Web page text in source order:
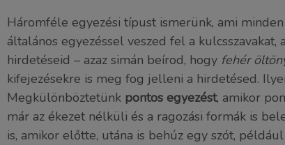
Háromféle egyezési típust ismerünk, ami
általános egyezéssel veszed fel a
hirdetéseid – azaz simán beírod, hogy fehér
kifejezésekre is meg fog jelleni a hirdetésed.
Megkülönböztetünk pontos egyezést, amikor
már az ékezet nélküli és a ragozási formák is
is, amikor előtte, utána is behúz egy szót, például